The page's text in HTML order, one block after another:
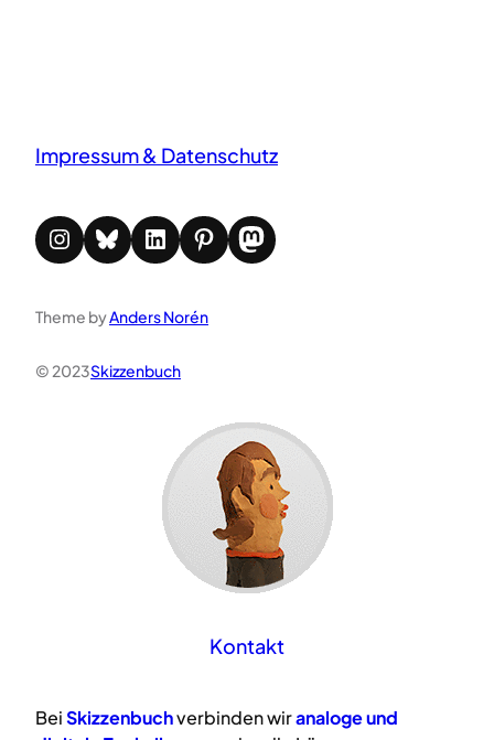
Impressum & Datenschutz
Instagram Bluesky LinkedIn Pinterest Mastodon
Theme byAnders Norén
© 2023Skizzenbuch
Kontakt
BeiSkizzenbuchverbinden wiranalogeund